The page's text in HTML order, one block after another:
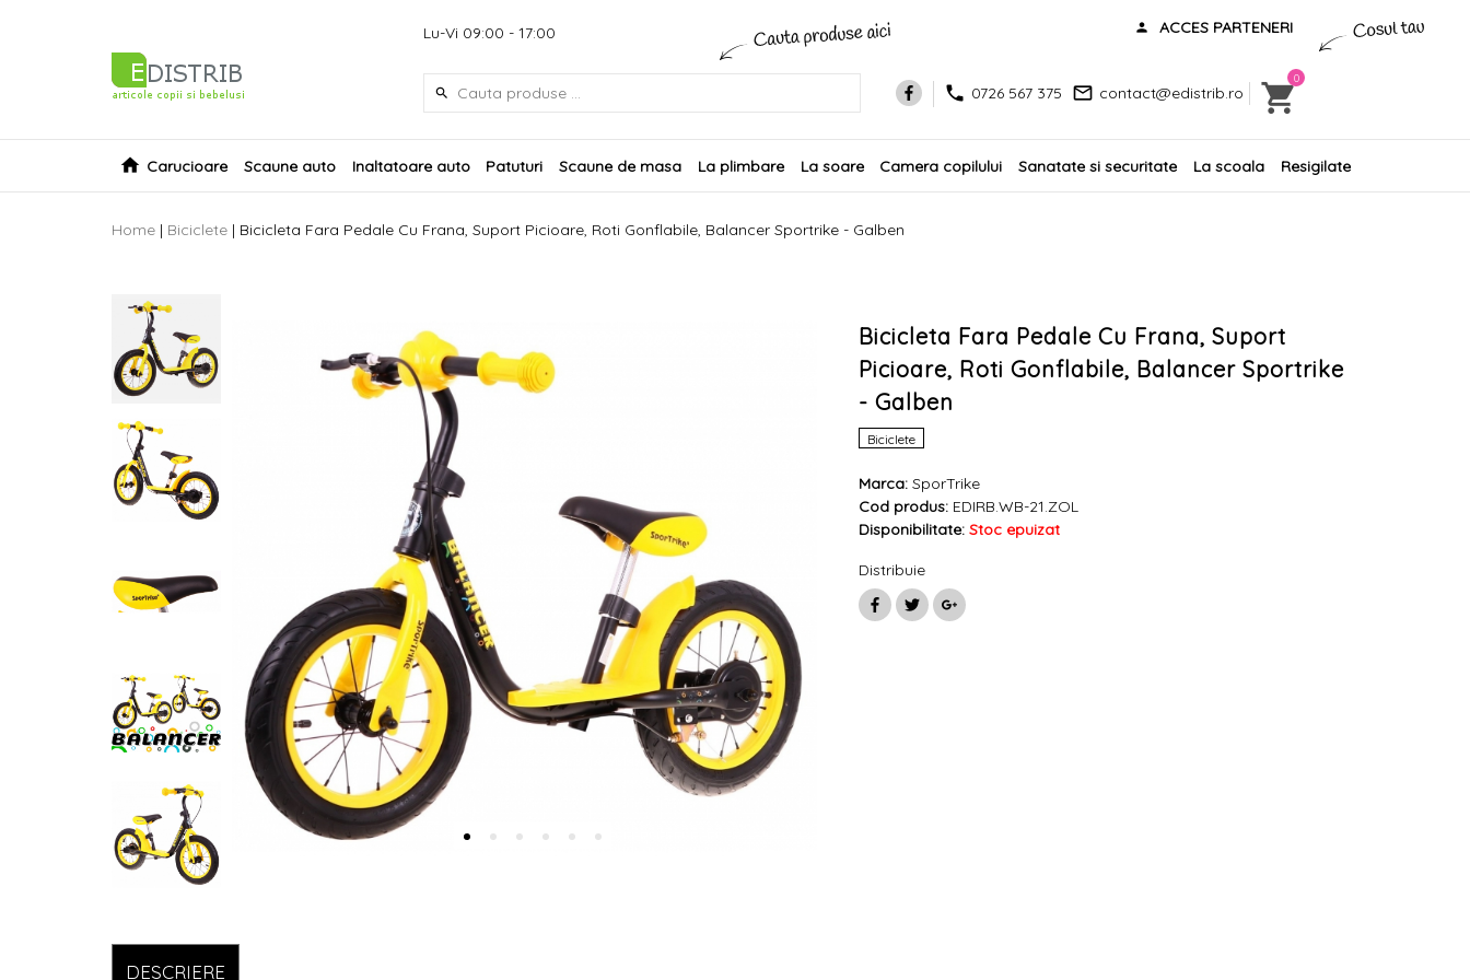
ACCES PARTENERI
Lu-Vi 09:00 - 17:00
0726 567 375 contact@edistrib.ro
0
Carucioare Scaune auto Inaltatoare auto Patuturi Scaune de masa La plimbare La soare Camera copilului Sanatate si securitate La scoala Resigilate
Home | Biciclete | Bicicleta Fara Pedale Cu Frana, Suport Picioare, Roti Gonflabile, Balancer Sportrike - Galben
Bicicleta Fara Pedale Cu Frana, Suport
Picioare, Roti Gonflabile, Balancer Sportrike
- Galben
Biciclete
Marca: SporTrike
Cod produs: EDIRB.WB-21.ZOL
Disponibilitate: Stoc epuizat
Distribuie
DESCRIERE